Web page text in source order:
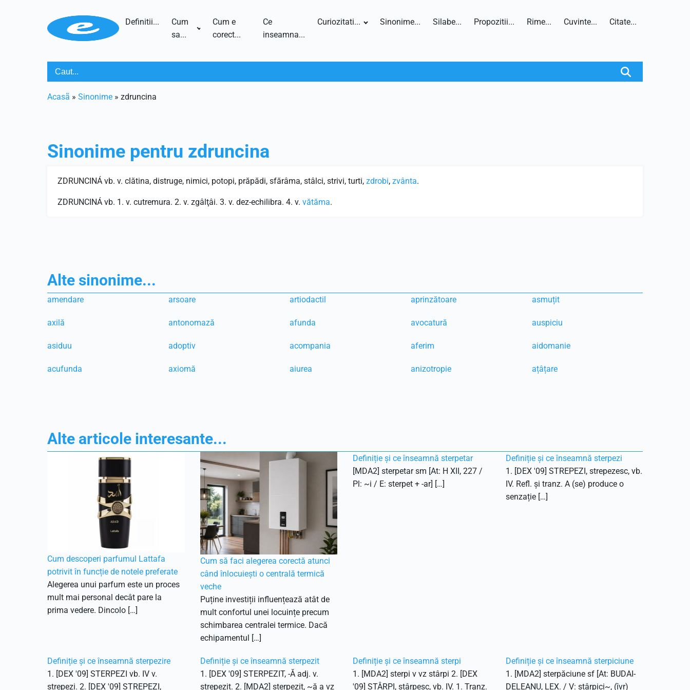
Definitii...
Cum
sa...
Cum e
corect...
Ce
inseamna...
Curiozitati... Sinonime... Silabe... Propozitii... Rime... Cuvinte... Citate...
Acasã » Sinonime » zdruncina
Sinonime pentru zdruncina
ZDRUNCINÁ vb. v. clătina, distruge, nimici, potopi, prăpădi, sfărâma, stâlci, strivi, turti, zdrobi, zvânta.
ZDRUNCINÁ vb. 1. v. cutremura. 2. v. zgâlţâi. 3. v. dez-echilibra. 4. v. vătăma.
Alte sinonime...
amendare arsoare artiodactil aprinzătoare asmuțit
axilă antonomază afunda avocatură auspiciu
asiduu adoptiv acompania aferim aidomanie
acufunda axiomă aiurea anizotropie ațâțare
Alte articole interesante...
Cum descoperi parfumul Lattafa
potrivit în funcție de notele preferate
Alegerea unui parfum este un proces
mult mai personal decât pare la
prima vedere. Dincolo […]
Cum să faci alegerea corectă atunci
când înlocuiești o centrală termică
veche
Puține investiții influențează atât de
mult confortul unei locuințe precum
schimbarea centralei termice. Dacă
echipamentul […]
Definiție și ce înseamnă sterpetar
[MDA2] sterpetar sm [At: H XII, 227 /
Pl: ~i / E: sterpet + -ar] […]
Definiție și ce înseamnă sterpezi
1. [DEX '09] STREPEZI, strepezesc, vb.
IV. Refl. și tranz. A (se) produce o
senzație […]
Definiție și ce înseamnă sterpezire
1. [DEX '09] STERPEZI vb. IV v.
strepezi. 2. [DEX '09] STREPEZI,
Definiție și ce înseamnă sterpezit
1. [DEX '09] STERPEZIT, -Ă adj. v.
strepezit. 2. [MDA2] sterpezit, ~ă a vz
Definiție și ce înseamnă sterpi
1. [MDA2] sterpi v vz stârpi 2. [DEX
'09] STÂRPI, stârpesc, vb. IV. 1. Tranz.
Definiție și ce înseamnă sterpiciune
1. [MDA2] sterpăciune sf [At: BUDAI-
DELEANU, LEX. / V: stârpici~, (îvr)